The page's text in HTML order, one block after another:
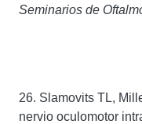
Seminarios de
26. Slamovits TL,
nervio oculomotor